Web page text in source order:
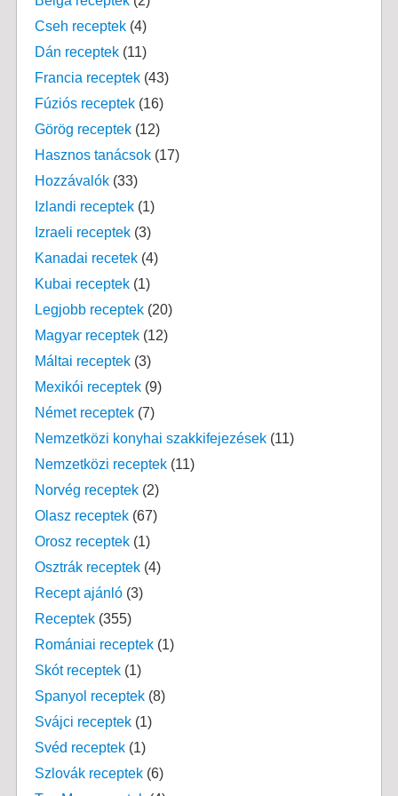
Cseh receptek(4)
Dán receptek(11)
Francia receptek(43)
Fúziós receptek(16)
Görög receptek(12)
Hasznos tanácsok(17)
Hozzávalók(33)
Izlandi receptek(1)
Izraeli receptek(3)
Kanadai recetek(4)
Kubai receptek(1)
Legjobb receptek(20)
Magyar receptek(12)
Máltai receptek(3)
Mexikói receptek(9)
Német receptek(7)
Nemzetközi konyhai szakkifejezések(11)
Nemzetközi receptek(11)
Norvég receptek(2)
Olasz receptek(67)
Orosz receptek(1)
Osztrák receptek(4)
Recept ajánló(3)
Receptek(355)
Romániai receptek(1)
Skót receptek(1)
Spanyol receptek(8)
Svájci receptek(1)
Svéd receptek(1)
Szlovák receptek(6)